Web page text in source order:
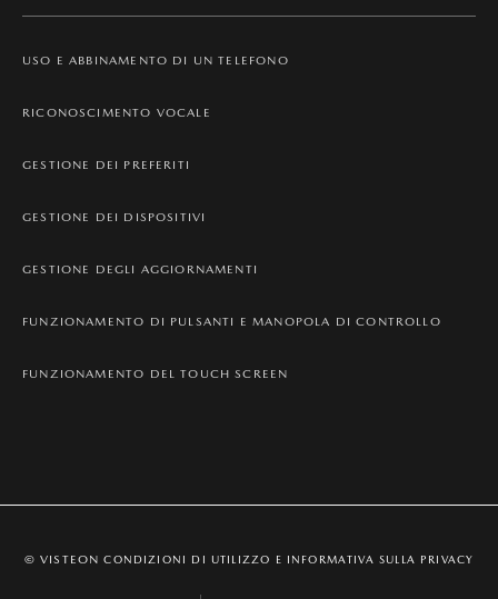
USO E ABBINAMENTO DI UN TELEFONO
RICONOSCIMENTO VOCALE
GESTIONE DEI PREFERITI
GESTIONE DEI DISPOSITIVI
GESTIONE DEGLI AGGIORNAMENTI
FUNZIONAMENTO DI PULSANTI E MANOPOLA DI CONTROLLO
FUNZIONAMENTO DEL TOUCH SCREEN
© VISTEONCONDIZIONI DI UTILIZZO E INFORMATIVA SULLA PRIVACY